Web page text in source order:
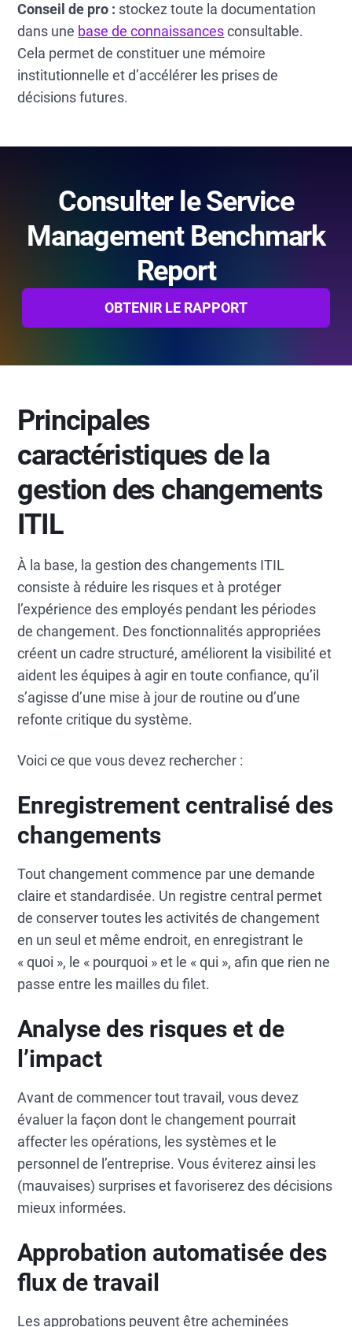
Conseil de pro : stockez toute la documentation
dans une base de connaissancesconsultable.
Cela permet de constituer une mémoire
institutionnelle et d’accélérer les prises de
décisions futures.
Consulter le Service
Management Benchmark
Report
OBTENIR LE RAPPORT
Principales
caractéristiques de la
gestion des changements
ITIL
À la base, la gestion des changements ITIL
consiste à réduire les risques et à protéger
l’expérience des employés pendant les périodes
de changement. Des fonctionnalités appropriées
créent un cadre structuré, améliorent la visibilité et
aident les équipes à agir en toute confiance, qu’il
s’agisse d’une mise à jour de routine ou d’une
refonte critique du système.
Voici ce que vous devez rechercher :
Enregistrement centralisé des
changements
Tout changement commence par une demande
claire et standardisée. Un registre central permet
de conserver toutes les activités de changement
en un seul et même endroit, en enregistrant le
« quoi », le « pourquoi » et le « qui », afin que rien ne
passe entre les mailles du filet.
Analyse des risques et de
l’impact
Avant de commencer tout travail, vous devez
évaluer la façon dont le changement pourrait
affecter les opérations, les systèmes et le
personnel de l’entreprise. Vous éviterez ainsi les
(mauvaises) surprises et favoriserez des décisions
mieux informées.
Approbation automatisée des
flux de travail
Les approbations peuvent être acheminées